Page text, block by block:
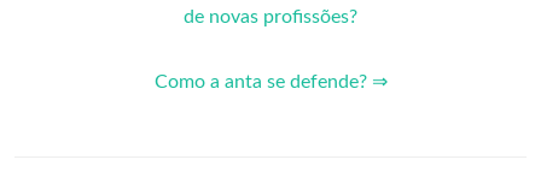
de novas profissões?
Como a anta se defende? ⇒